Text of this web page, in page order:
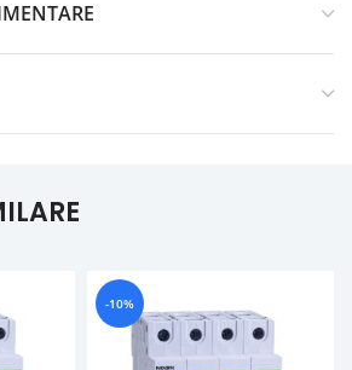
-10%